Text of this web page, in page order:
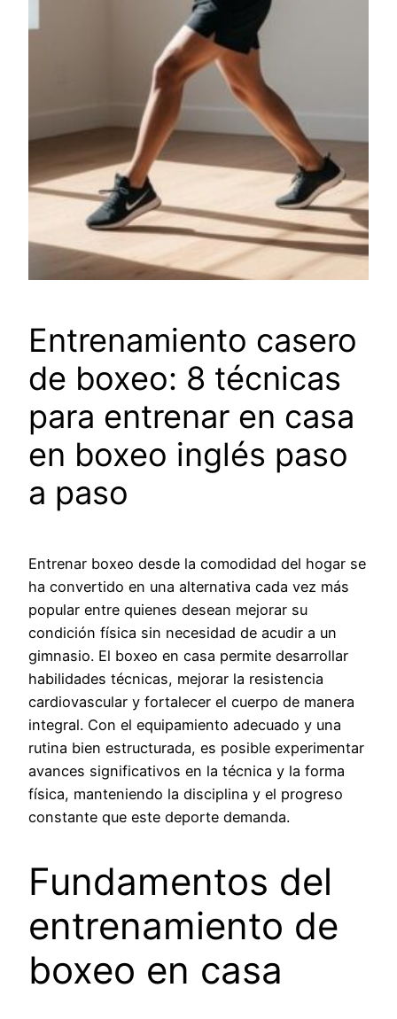
Entrenamiento casero
de boxeo: 8 técnicas
para entrenar en casa
en boxeo inglés paso
a paso
Entrenar boxeo desde la comodidad del hogar se
ha convertido en una alternativa cada vez más
popular entre quienes desean mejorar su
condición física sin necesidad de acudir a un
gimnasio. El boxeo en casa permite desarrollar
habilidades técnicas, mejorar la resistencia
cardiovascular y fortalecer el cuerpo de manera
integral. Con el equipamiento adecuado y una
rutina bien estructurada, es posible experimentar
avances significativos en la técnica y la forma
física, manteniendo la disciplina y el progreso
constante que este deporte demanda.
Fundamentos del
entrenamiento de
boxeo en casa